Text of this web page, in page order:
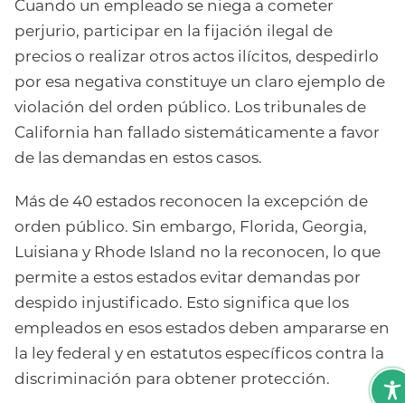
Cuando un empleado se niega a cometer
perjurio, participar en la fijación ilegal de
precios o realizar otros actos ilícitos, despedirlo
por esa negativa constituye un claro ejemplo de
violación del orden público. Los tribunales de
California han fallado sistemáticamente a favor
de las demandas en estos casos.
Más de 40 estados reconocen la excepción de
orden público. Sin embargo, Florida, Georgia,
Luisiana y Rhode Island no la reconocen, lo que
permite a estos estados evitar demandas por
despido injustificado. Esto significa que los
empleados en esos estados deben ampararse en
la ley federal y en estatutos específicos contra la
discriminación para obtener protección.